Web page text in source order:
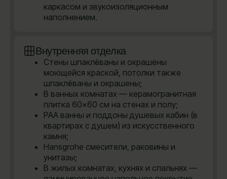
каркасом и звукоизоляционным
наполнением.
Внутренняя отделка
Стены шпаклёваны и окрашены
моющейся краской, потолки также
шпаклёваны и окрашены;
В ванных комнатах — керамогранитная
плитка 60×60 см на стенах и полу;
PAA ванны и поддоны душевых кабин (в
квартирах с душем) из искусственного
камня;
Hansgrohe cмесители, раковины и
унитазы;
В жилых комнатах, кухнях и спальнях —